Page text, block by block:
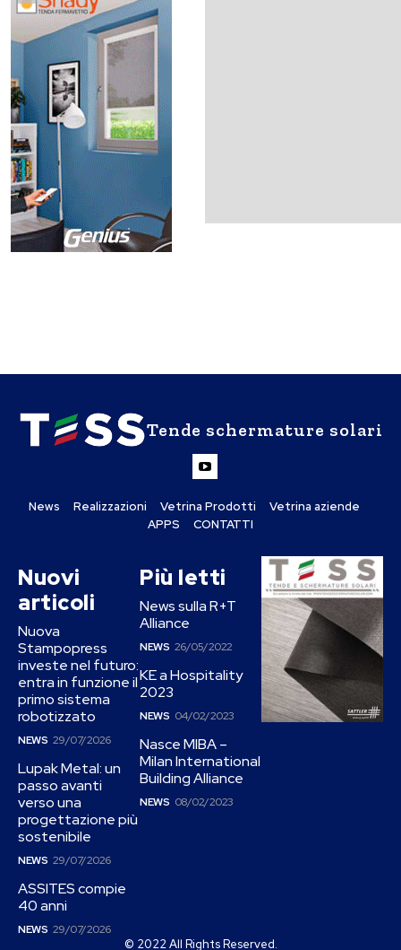
Tende schermature solari
News Realizzazioni Vetrina Prodotti
Vetrina aziende
APPS
CONTATTI
Nuovi
articoli
Nuova
Stampopress
investe nel futuro:
entra in funzione il
primo sistema
robotizzato
NEWS 29/07/2026
Lupak Metal: un
passo avanti
verso una
progettazione più
sostenibile
NEWS 29/07/2026
ASSITES compie
40 anni
NEWS 29/07/2026
Più letti
News sulla R+T
Alliance
NEWS 26/05/2022
KE a Hospitality
2023
NEWS 04/02/2023
Nasce MIBA –
Milan International
Building Alliance
NEWS 08/02/2023
© 2022 All Rights Reserved.